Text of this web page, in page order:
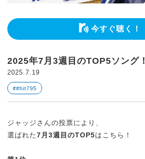
今すぐ聴く！
2025年7月3週目のTOP5ソング！
2025.7.19
##hit795
ジャッジさんの投票により、
選ばれた7月3週目のTOP5はこちら！